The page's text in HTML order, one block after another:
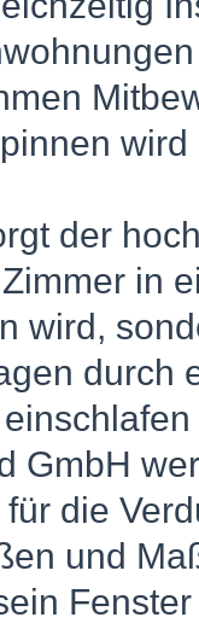
der
in
wird,
durch
GmbH
die
und